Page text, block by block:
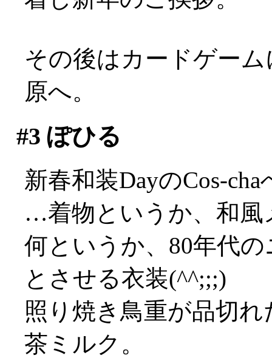
その後はカードゲー
原へ。
#3 ぽひる
新春和装DayのCos-cha
…着物というか、和
何というか、80年代
とさせる衣装(^^;;;)
照り焼き鳥重が品切
茶ミルク。